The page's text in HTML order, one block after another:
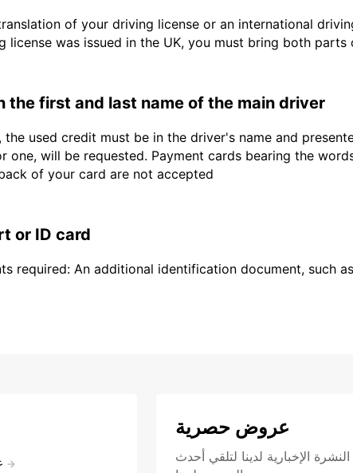
of your driving license or an international
license was issued in the UK, you must bring both parts
the first and last name of the main driver
the used credit must be in the driver's name and
one, will be requested. Payment cards bearing the
of your card are not accepted
or ID card
required: An additional identification document, such
عروض حصرية
الإخبارية لدينا لتلقي أحدث